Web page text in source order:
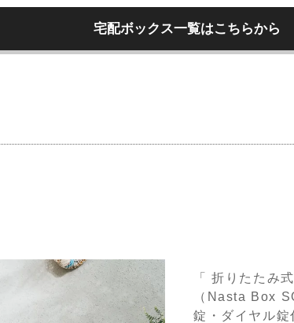
宅配ボックス一覧はこちらから
「 折りたたみ
（Nasta Box
錠・ダイヤル錠